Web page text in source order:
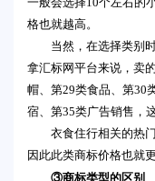
格也就越高。
当然，在选择类别
拿汇标网平台来说，卖
帽、第29类食品、第30
宿、第35类广告销售，
衣食住行相关的热
因此此类商标价格也就更
③商标类型的区别